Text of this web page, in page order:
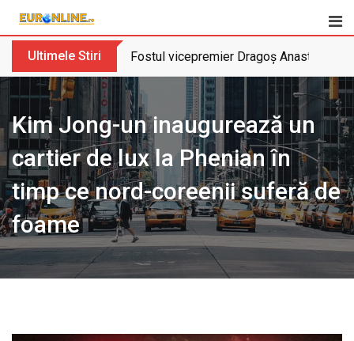
Ultimele Stiri Fostul vicepremier Dragoș Anastasiu
Kim Jong-un inaugurează un
cartier de lux la Phenian în
timp ce nord-coreenii suferă de
foame